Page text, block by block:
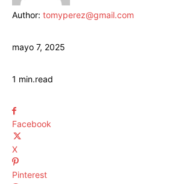
Author: tomyperez@gmail.com
mayo 7, 2025
1 min.read
Facebook
X
Pinterest